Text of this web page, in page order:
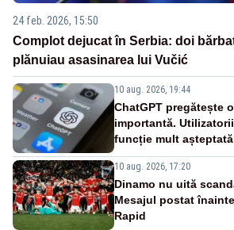
24 feb. 2026, 15:50
Complot dejucat în Serbia: doi
plănuiau asasinarea lui Vučić
10 aug. 2026, 19:44
ChatGPT pregătește
importantă.
funcție mult așteptată
10 aug. 2026, 17:20
Dinamo nu uită
Mesajul postat
Rapid